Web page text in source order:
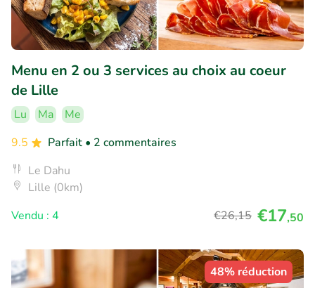
Menu en 2 ou 3 services au choix au coeur
de Lille
Lu Ma
Me
9.5
Parfait • 2 commentaires
Le Dahu
Lille (0km)
Vendu : 4
€26,15 €17,50
48% réduction